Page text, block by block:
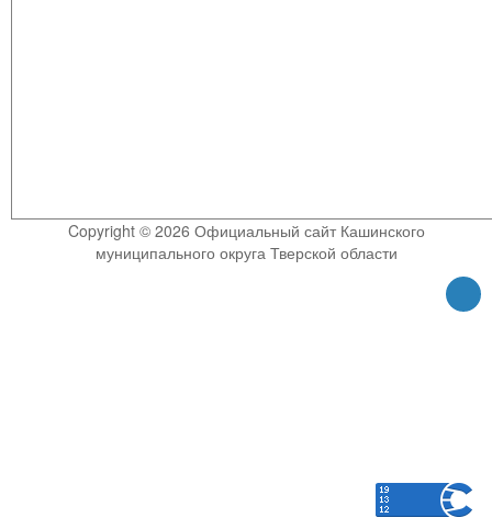
Copyright © 2026 Официальный сайт Кашинского
муниципального округа Тверской области